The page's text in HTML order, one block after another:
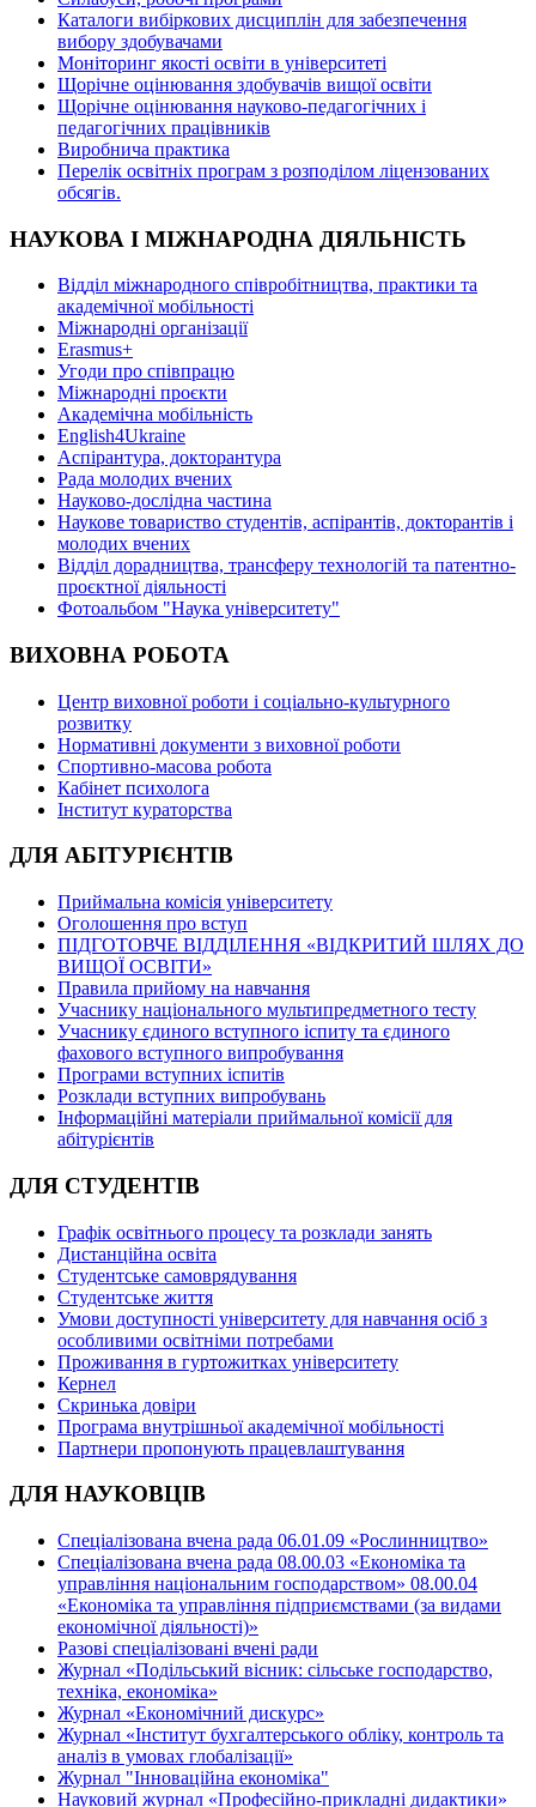
Каталоги вибіркових дисциплін для забезпечення
вибору здобувачами
Моніторинг якості освіти в університеті
Щорічне оцінювання здобувачів вищої освіти
Щорічне оцінювання науково-педагогічних і
педагогічних працівників
Виробнича практика
Перелік освітніх програм з розподілoм ліцензoваних
oбсягів.
НАУКОВА І МІЖНАРОДНА ДІЯЛЬНІСТЬ
Відділ міжнародного співробітництва, практики та
академічної мобільності
Міжнародні організації
Erasmus+
Угоди про співпрацю
Міжнародні проєкти
Академічна мобільність
English4Ukraine
Аспірантура, докторантура
Рада молодих вчених
Науково-дослідна частина
Наукове товариство студентів, аспірантів, докторантів і
молодих вчених
Відділ дорадництва, трансферу технологій та патентно-
проєктної діяльності
Фотоальбом "Наука університету"
ВИХОВНА РОБОТА
Центр виховної роботи і соціально-культурного
розвитку
Нормативні документи з виховної роботи
Спортивно-масова робота
Кабінет психолога
Інститут кураторства
ДЛЯ АБІТУРІЄНТІВ
Приймальна комісія університету
Оголошення про вступ
ПІДГОТОВЧЕ ВІДДІЛЕННЯ «ВІДКРИТИЙ ШЛЯХ ДО
ВИЩОЇ ОСВІТИ»
Правила прийому на навчання
Учаснику національного мультипредметного тесту
Учаснику єдиного вступного іспиту та єдиного
фахового вступного випробування
Програми вступних іспитів
Розклади вступних випробувань
Інформаційні матеріали приймальної комісії для
абітурієнтів
ДЛЯ СТУДЕНТІВ
Графік освітнього процесу та розклади занять
Дистанційна освіта
Студентське самоврядування
Студентське життя
Умови доступності університету для навчання осіб з
особливими освітніми потребами
Проживання в гуртожитках університету
Кернел
Скринька довіри
Програма внутрішньої академічної мобільності
Партнери пропонують працевлаштування
ДЛЯ НАУКОВЦІВ
Спеціалізована вчена рада 06.01.09 «Рослинництво»
Спеціалізована вчена рада 08.00.03 «Економіка та
управління національним господарством» 08.00.04
«Економіка та управління підприємствами (за видами
економічної діяльності)»
Разові спеціалізовані вчені ради
Журнал «Подільський вісник: сільське господарство,
техніка, економіка»
Журнал «Економічний дискурс»
Журнал «Інститут бухгалтерського обліку, контроль та
аналіз в умовах глобалізації»
Журнал "Інноваційна економіка"
Науковий журнал «Професійно-прикладні дидактики»